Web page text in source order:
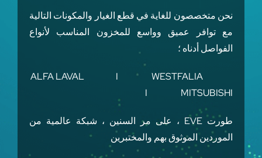
中文 (中国)
الجودة
قطع الغيار
التواصل
نحن متخصصون للغاية في قطع الغيار والمكونات التالية
مع توافر عميق وواسع للمخزون المناسب لأنواع
الفواصل أدناه ؛
ALFA LAVAL I WESTFALIA
I MITSUBISHI
طورت EVE ، على مر السنين ، شبكة عالمية من
الموردين الموثوق بهم والمختبرين